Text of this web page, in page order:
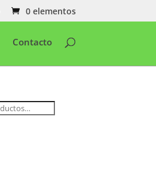
0 elementos
Contacto